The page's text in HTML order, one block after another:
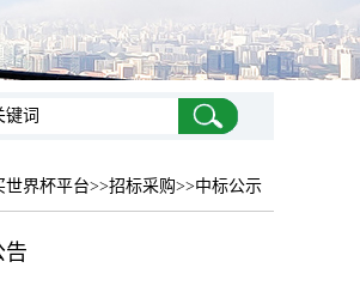
世界杯平台>>招标采购>>中标公示
告